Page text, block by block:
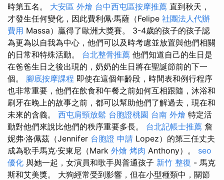
時第五名。 大安區 外燴 台中西屯區按摩推薦 直到秋天，
才發生任何變化，因此費利佩·馬薩（Felipe 社團法人代辦
費用 Massa）贏得了歐洲大獎賽。 3-4歲的孩子的孩子認
為更為以自我為中心，他們可以及時考慮並放置與他們相關
的日常和特殊活動。 台北整骨推薦 他們知道自己的生日是
在爸爸生日之後出現的，奶奶的生日將在聖誕節前的下一
個。 腳底按摩課程 即使在這個年齡段，時間表和例行程序
也非常重要，他們在飲食和午餐之前如何互相跟隨，沐浴和
刷牙在晚上的故事之前，都可以幫助他們了解過去，現在和
未來的含義。 西屯肩頸放鬆 台胞證桃園 台南 外燴 特定活
動對他們來說比他們的秩序重要多長。 台北記帳士推薦 詹
妮弗·洛佩茲（Jennifer 台胞證 申請 Lopez）的第三任丈夫
成為歌手馬克·安東尼（Mark 外燴 烤肉 Anthony）。 seo
優化 與她一起，女演員和歌手與普通孩子 新竹 整復 - 馬克
斯和艾美獎。 大狗經常受到影響，但在小型種類中，關節